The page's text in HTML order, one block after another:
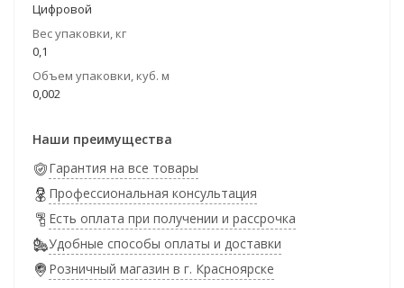
Цифровой
Вес упаковки, кг
0,1
Объем упаковки, куб. м
0,002
Наши преимущества
Гарантия на все товары
Профессиональная консультация
Есть оплата при получении и рассрочка
Удобные способы оплаты и доставки
Розничный магазин в г. Красноярске